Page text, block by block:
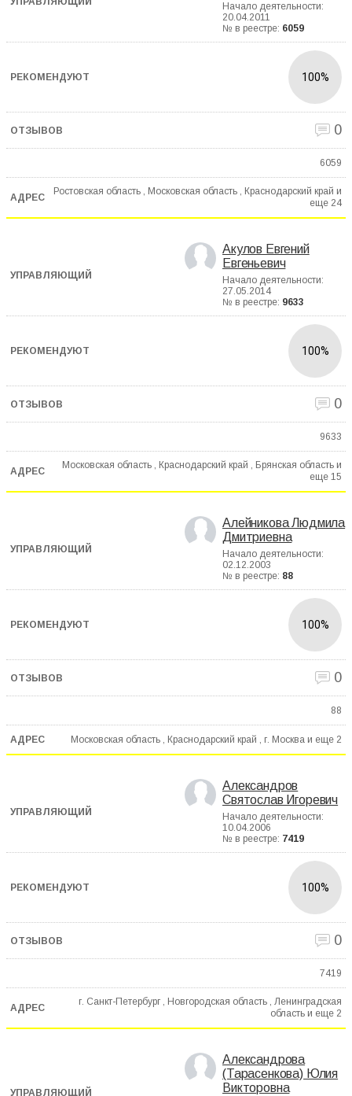
Начало деятельности:
20.04.2011
№ в реестре: 6059
100%
0
6059
Ростовская область , Московская область , Краснодарский край и
еще 24
Акулов Евгений
Евгеньевич
Начало деятельности:
27.05.2014
№ в реестре: 9633
100%
0
9633
Московская область , Краснодарский край , Брянская область и
еще 15
Алейникова Людмила
Дмитриевна
Начало деятельности:
02.12.2003
№ в реестре: 88
100%
0
88
Московская область , Краснодарский край , г. Москва и еще 2
Александров
Святослав Игоревич
Начало деятельности:
10.04.2006
№ в реестре: 7419
100%
0
7419
г. Санкт-Петербург , Новгородская область , Ленинградская
область и еще 2
Александрова
(Тарасенкова) Юлия
Викторовна